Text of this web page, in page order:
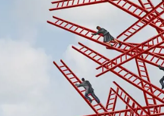
närvaron i